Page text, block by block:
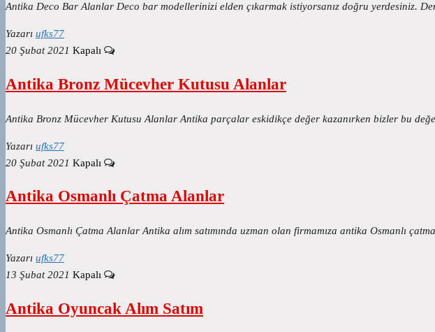
Antika Deco Bar Alanlar Deco bar modellerinizi elden çıkarmak istiyorsanız doğru yerdesiniz.
Yazarı ufks77
20 Şubat 2021 Kapalı
Antika Bronz Mücevher Kutusu Alanlar
Antika Bronz Mücevher Kutusu Alanlar Antika parçalar eskidikçe değer kazanırken bizler bu
Yazarı ufks77
20 Şubat 2021 Kapalı
Antika Osmanlı Çatma Alanlar
Antika Osmanlı Çatma Alanlar Antika alım satımında uzman olan firmamıza antika Osmanlı
Yazarı ufks77
13 Şubat 2021 Kapalı
Antika Oyuncak Alım Satım